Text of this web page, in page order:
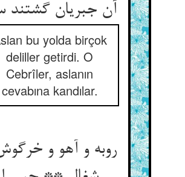
آن جبریان گشتند
bu yolda birçok
deliller getirdi. O
Cebrîler, aslanın
cevabına kandılar.
روبه و آهو و